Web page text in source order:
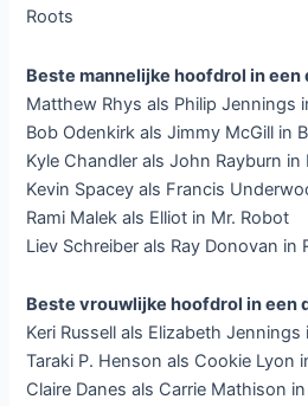
Roots
Beste mannelijke hoofdrol in een
Matthew Rhys als Philip Jennings
Bob Odenkirk als Jimmy McGill in
Kyle Chandler als John Rayburn in
Kevin Spacey als Francis
Rami Malek als Elliot in Mr. Robot
Liev Schreiber als Ray Donovan in
Beste vrouwlijke hoofdrol in een
Keri Russell als Elizabeth
Taraki P. Henson als Cookie Lyon
Claire Danes als Carrie Mathison